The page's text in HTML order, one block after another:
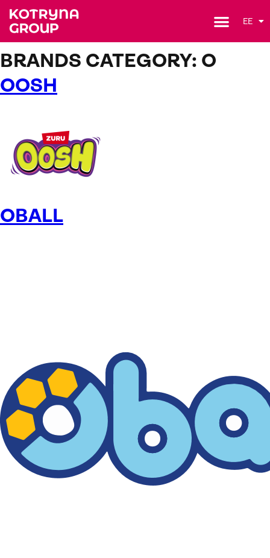
EE
BRANDS CATEGORY: O
OOSH
OBALL